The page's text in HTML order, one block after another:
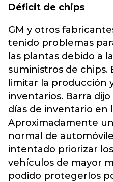
Déficit de chips
GM y otros
tenido problemas
las plantas debido a
suministros de chips.
limitar la producción
inventarios. Barra
días de inventario en
Aproximadamente
normal de
intentado priorizar
vehículos de mayor
podido protegerlos